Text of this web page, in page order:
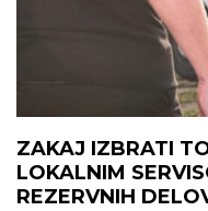
ZAKAJ IZBRATI
LOKALNIM
REZERVNIH